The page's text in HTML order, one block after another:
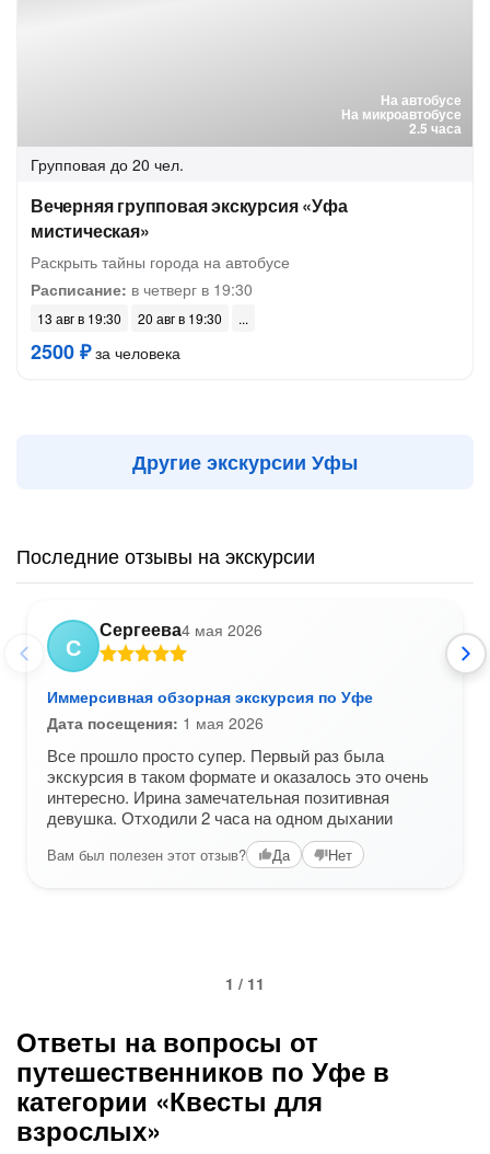
На автобусе
На микроавтобусе
2.5 часа
Групповая до 20 чел.
Вечерняя групповая экскурсия «Уфа
мистическая»
Раскрыть тайны города на автобусе
Расписание: в четверг в 19:30
13 авг в 19:30 20 авг в 19:30
2500 ₽за человека
Другие экскурсии Уфы
Последние отзывы на экскурсии
С
Сергеева4 мая 2026
Иммерсивная обзорная экскурсия по Уфе
Дата посещения: 1 мая 2026
Все прошло просто супер. Первый раз была
экскурсия в таком формате и оказалось это очень
интересно. Ирина замечательная позитивная
девушка. Отходили 2 часа на одном дыхании
Вам был полезен этот отзыв? Да Нет
1 / 11
Ответы на вопросы от
путешественников по Уфе в
категории «Квесты для
взрослых»